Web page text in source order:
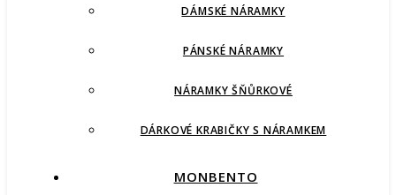
DÁMSKÉ NÁRAMKY
PÁNSKÉ NÁRAMKY
NÁRAMKY ŠŇŮRKOVÉ
DÁRKOVÉ KRABIČKY S NÁRAMKEM
MONBENTO